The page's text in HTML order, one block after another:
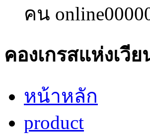
คน online
คองเกรสแห่งเวี
หน้าหลัก
product